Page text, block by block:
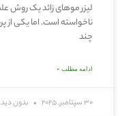
لیزر موهای زائد یک روش
ناخواسته است. اما یکی از
چند
ادامه مطلب »
30 سپتامبر, 2025 بدون